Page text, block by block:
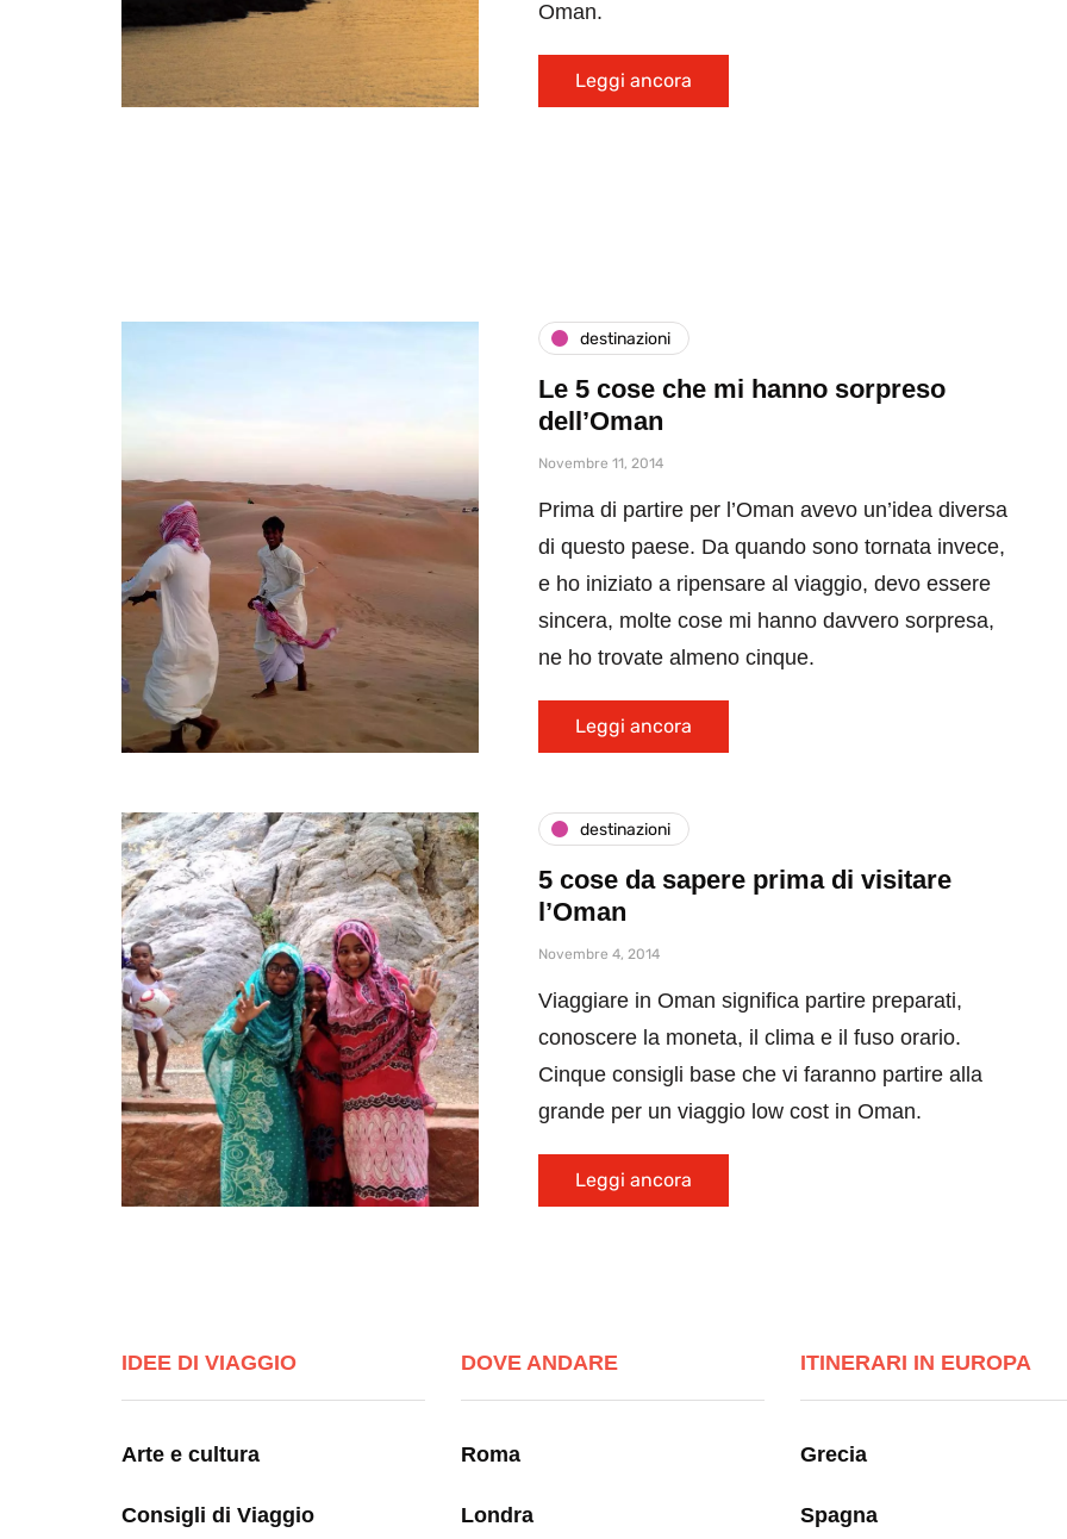
Oman.
Leggi ancora
destinazioni
Le 5 cose che mi hanno sorpreso
dell’Oman
Novembre 11, 2014
Prima di partire per l’Oman avevo un’idea diversa
di questo paese. Da quando sono tornata invece,
e ho iniziato a ripensare al viaggio, devo essere
sincera, molte cose mi hanno davvero sorpresa,
ne ho trovate almeno cinque.
Leggi ancora
destinazioni
5 cose da sapere prima di visitare
l’Oman
Novembre 4, 2014
Viaggiare in Oman significa partire preparati,
conoscere la moneta, il clima e il fuso orario.
Cinque consigli base che vi faranno partire alla
grande per un viaggio low cost in Oman.
Leggi ancora
IDEE DI VIAGGIO
Arte e cultura
Consigli di Viaggio
DOVE ANDARE
Roma
Londra
ITINERARI IN EUROPA
Grecia
Spagna